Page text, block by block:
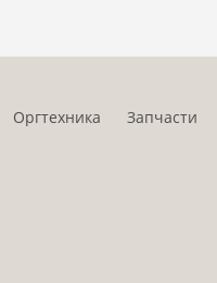
Оргтехника Запчасти